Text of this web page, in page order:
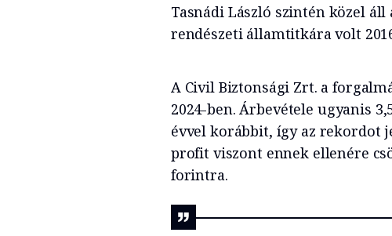
Tasnádi László szintén közel
rendészeti államtitkára volt
A Civil Biztonsági Zrt. a
2024-ben. Árbevétele ugyanis
évvel korábbit, így az rekordot
profit viszont ennek ellenére
forintra.